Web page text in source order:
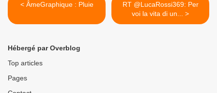
< ÂmeGraphique : Pluie
RT @LucaRossi369: Per
voi la vita di un... >
Hébergé par Overblog
Top articles
Pages